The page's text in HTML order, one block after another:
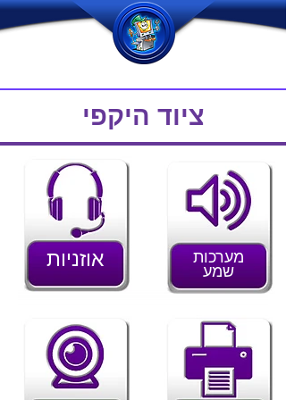
ציוד היקפי
אוזניות מערכות
שמע